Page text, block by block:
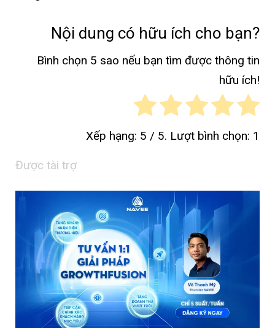
Nội dung có hữu ích cho bạn?
Bình chọn 5 sao nếu bạn tìm được thông tin
hữu ích!
Xếp hạng: 5 / 5. Lượt bình chọn: 1
Được tài trợ